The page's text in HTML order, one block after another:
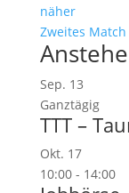
näher
Zweites
Sep. 13
Ganztägig
TTT –
Okt. 17
10:00- 14:00